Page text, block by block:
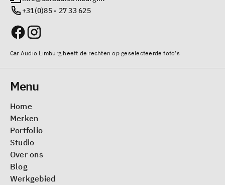
+31(0)85 - 27 33 625
Car Audio Limburg heeft de rechten op geselecteerde foto's
Menu
Home
Merken
Portfolio
Studio
Over ons
Blog
Werkgebied